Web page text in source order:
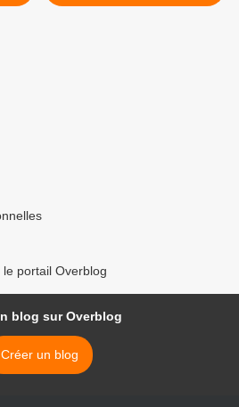
malgré elle, ... >
portail Overblog
blog sur Overblog
Créer un blog